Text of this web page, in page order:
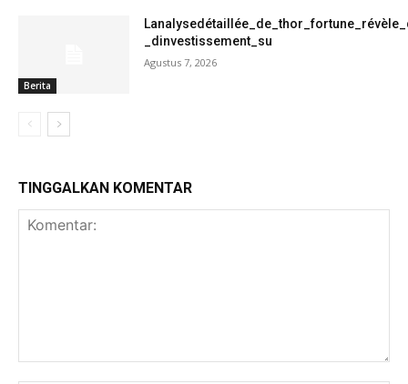
Berita
_dinvestissement_su
Agustus 7, 2026
TINGGALKAN KOMENTAR